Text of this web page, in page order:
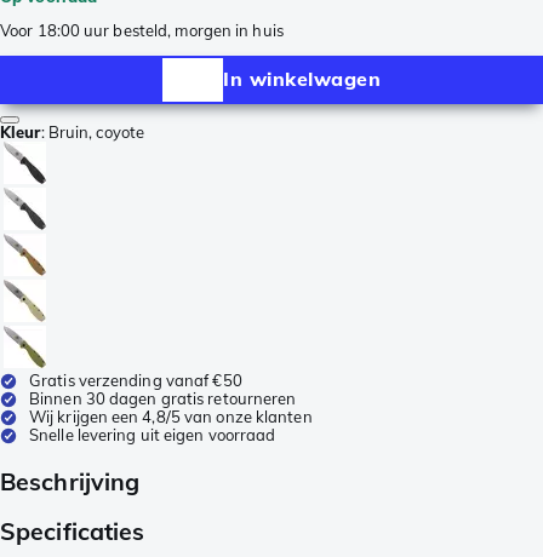
Voor 18:00 uur besteld, morgen in huis
In winkelwagen
Kleur: Bruin, coyote
Gratis verzending vanaf €50
Binnen 30 dagen gratis retourneren
Wij krijgen een 4,8/5 van onze klanten
Snelle levering uit eigen voorraad
Beschrijving
Specificaties